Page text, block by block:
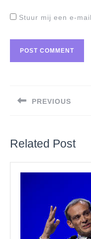
Stuur mij een e-
PREVIOUS
Related Post